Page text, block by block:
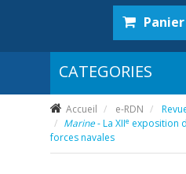
Panier
Accueil e-RDN
Marine- La XIIe exposition
forces navales